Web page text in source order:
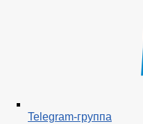
Telegram-группа